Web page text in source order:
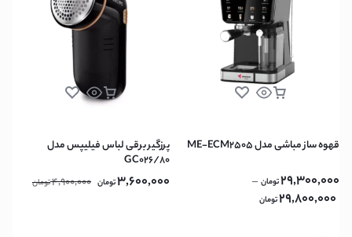
قهوه ساز مباشی مدل ME-ECM2505
29,300,000تومان –
29,800,000تومان
پرزگیر برقی لباس فیلیپس مدل
80/GC026
3,600,000تومان 4,900,000تومان